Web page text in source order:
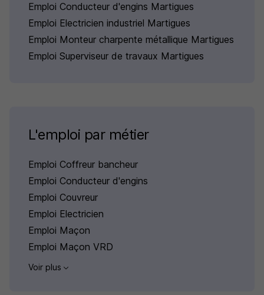
Emploi Conducteur d'engins Martigues
Emploi Electricien industriel Martigues
Emploi Monteur charpente métallique Martigues
Emploi Superviseur de travaux Martigues
L'emploi par métier
Emploi Coffreur bancheur
Emploi Conducteur d'engins
Emploi Couvreur
Emploi Electricien
Emploi Maçon
Emploi Maçon VRD
Voir plus